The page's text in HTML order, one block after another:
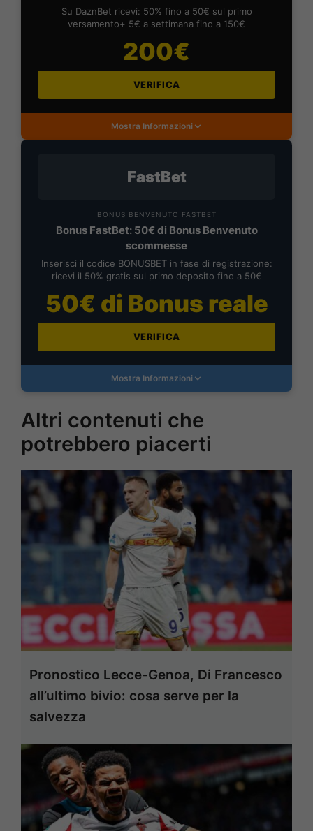
Su DaznBet ricevi: 50% fino a 50€ sul primo
versamento+ 5€ a settimana fino a 150€
200€
VERIFICA
Mostra Informazioni
FastBet
BONUS BENVENUTO FASTBET
Bonus FastBet: 50€ di Bonus Benvenuto
scommesse
Inserisci il codice BONUSBET in fase di registrazione:
ricevi il 50% gratis sul primo deposito fino a 50€
50€ di Bonus reale
VERIFICA
Mostra Informazioni
Altri contenuti che
potrebbero piacerti
Pronostico Lecce-Genoa, Di Francesco
all’ultimo bivio: cosa serve per la
salvezza